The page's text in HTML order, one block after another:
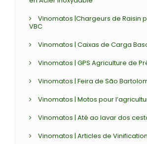
Vinomatos |Chargeurs de Raisin
VBC
Vinomatos | Caixas de Carga
Vinomatos | GPS Agriculture de
Vinomatos | Feira de São
Vinomatos | Motos pour
Vinomatos | Até ao lavar dos
Vinomatos | Articles de Vinification